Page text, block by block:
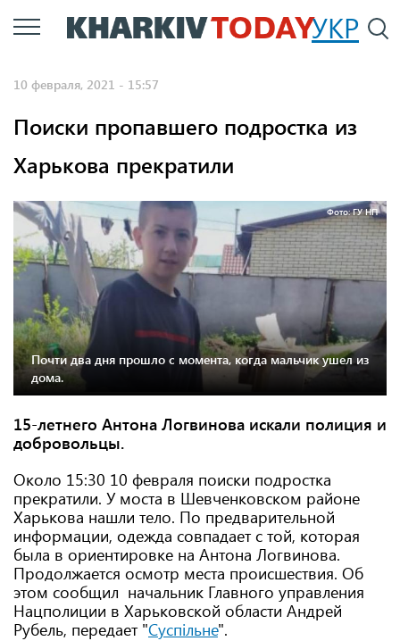
Перейти
к
УКР
10 февраля, 2021 - 15:57
Поиски пропавшего подростка из
Харькова прекратили
Фото: ГУ НП
Почти два дня прошло с момента, когда мальчик ушел из
дома.
15-летнего Антона Логвинова искали полиция и
добровольцы.
Около 15:30 10 февраля поиски подростка
прекратили. У моста в Шевченковском районе
Харькова нашли тело. По предварительной
информации, одежда совпадает с той, которая
была в ориентировке на Антона Логвинова.
Продолжается осмотр места происшествия. Об
этом сообщил начальник Главного управления
Нацполиции в Харьковской области Андрей
Рубель, передает "Суспільне".